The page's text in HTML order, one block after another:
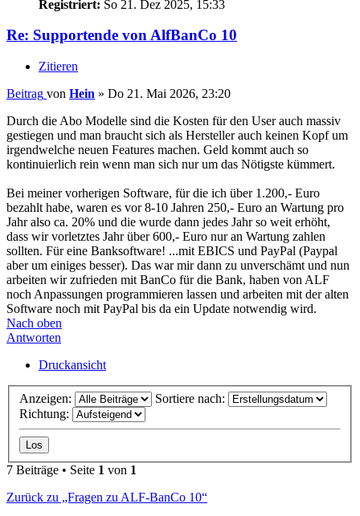
Registriert: So 21. Dez 2025, 15:33
Re: Supportende von AlfBanCo 10
Zitieren
Beitrag von Hein » Do 21. Mai 2026, 23:20
Durch die Abo Modelle sind die Kosten für den User auch massiv
gestiegen und man braucht sich als Hersteller auch keinen Kopf um
irgendwelche neuen Features machen. Geld kommt auch so
kontinuierlich rein wenn man sich nur um das Nötigste kümmert.
Bei meiner vorherigen Software, für die ich über 1.200,- Euro
bezahlt habe, waren es vor 8-10 Jahren 250,- Euro an Wartung pro
Jahr also ca. 20% und die wurde dann jedes Jahr so weit erhöht,
dass wir vorletztes Jahr über 600,- Euro nur an Wartung zahlen
sollten. Für eine Banksoftware! ...mit EBICS und PayPal (Paypal
aber um einiges besser). Das war mir dann zu unverschämt und nun
arbeiten wir zufrieden mit BanCo für die Bank, haben von ALF
noch Anpassungen programmieren lassen und arbeiten mit der alten
Software noch mit PayPal bis da ein Update notwendig wird.
Nach oben
Antworten
Druckansicht
Anzeigen:
Sortiere nach:
Richtung:
7 Beiträge • Seite 1 von 1
Zurück zu „Fragen zu ALF-BanCo 10“